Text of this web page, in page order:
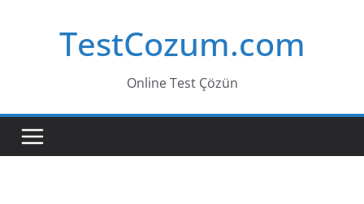
TestCozum.com
Online Test Çözün